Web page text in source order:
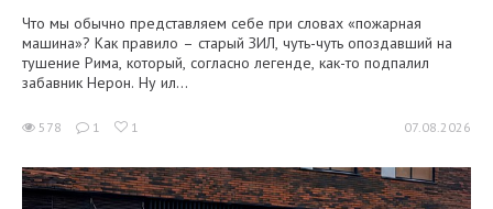
Что мы обычно представляем себе при словах «пожарная
машина»? Как правило – старый ЗИЛ, чуть-чуть опоздавший на
тушение Рима, который, согласно легенде, как-то подпалил
забавник Нерон. Ну ил...
578 1 1 07.08.2026